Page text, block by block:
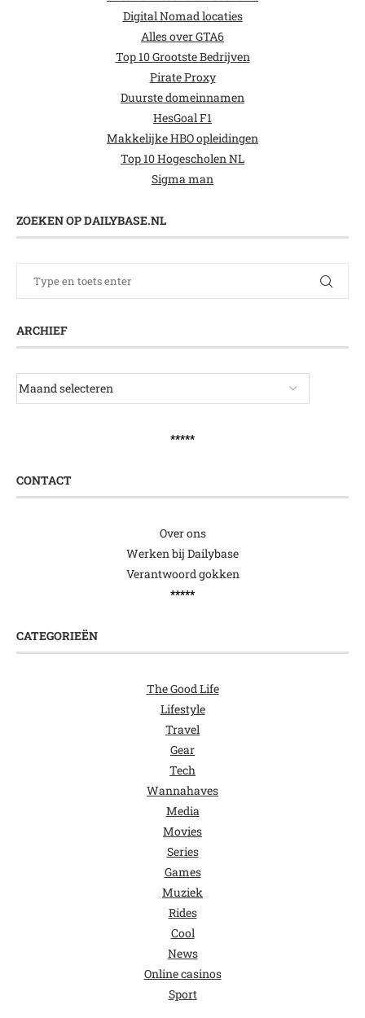
Digital Nomad locaties
Alles over GTA6
Top 10 Grootste Bedrijven
Pirate Proxy
Duurste domeinnamen
HesGoal F1
Makkelijke HBO opleidingen
Top 10 Hogescholen NL
Sigma man
ZOEKEN OP DAILYBASE.NL
ARCHIEF
*****
CONTACT
Over ons
Werken bij Dailybase
Verantwoord gokken
*****
CATEGORIEËN
The Good Life
Lifestyle
Travel
Gear
Tech
Wannahaves
Media
Movies
Series
Games
Muziek
Rides
Cool
News
Online casinos
Sport